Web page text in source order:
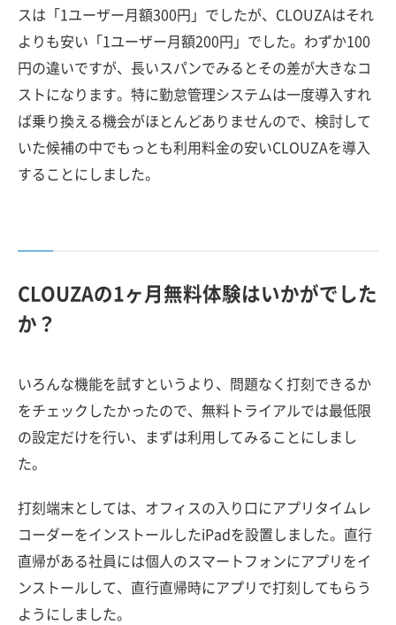
スは「1ユーザー月額300円」でしたが、CLOUZAはそれ
よりも安い「1ユーザー月額200円」でした。わずか100
円の違いですが、長いスパンでみるとその差が大きなコ
ストになります。特に勤怠管理システムは一度導入すれ
ば乗り換える機会がほとんどありませんので、検討して
いた候補の中でもっとも利用料金の安いCLOUZAを導入
することにしました。
CLOUZAの1ヶ月無料体験はいかがでした
か？
いろんな機能を試すというより、問題なく打刻できるか
をチェックしたかったので、無料トライアルでは最低限
の設定だけを行い、まずは利用してみることにしまし
た。
打刻端末としては、オフィスの入り口にアプリタイムレ
コーダーをインストールしたiPadを設置しました。直行
直帰がある社員には個人のスマートフォンにアプリをイ
ンストールして、直行直帰時にアプリで打刻してもらう
ようにしました。